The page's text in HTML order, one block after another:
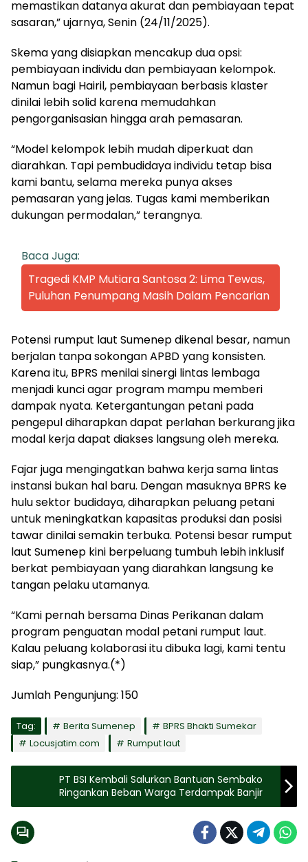
memastikan datanya akurat dan pembiayaan tepat
sasaran,” ujarnya, Senin (24/11/2025).
Skema yang disiapkan mencakup dua opsi:
pembiayaan individu dan pembiayaan kelompok.
Namun bagi Hairil, pembiayaan berbasis klaster
dinilai lebih solid karena memudahkan
pengorganisasian hingga arah pemasaran.
“Model kelompok lebih mudah diperkuat dan
diarahkan. Tapi pembudidaya individu tetap bisa
kami bantu, selama mereka punya akses
pemasaran yang jelas. Tugas kami memberikan
dukungan permodalan,” terangnya.
Baca Juga:
Tragedi KMP Mutiara Santosa 2: Lima Tewas,
Puluhan Penumpang Masih Dalam Pencarian
Potensi rumput laut Sumenep dikenal besar, namun
berjalan tanpa sokongan APBD yang konsisten.
Karena itu, BPRS menilai sinergi lintas lembaga
menjadi kunci agar program mampu memberi
dampak nyata. Ketergantungan petani pada
pengepul diharapkan dapat perlahan berkurang jika
modal kerja dapat diakses langsung oleh mereka.
Fajar juga mengingatkan bahwa kerja sama lintas
instansi bukan hal baru. Dengan masuknya BPRS ke
hulu sektor budidaya, diharapkan peluang petani
untuk meningkatkan kapasitas produksi dan posisi
tawar dinilai semakin terbuka. Potensi besar rumput
laut Sumenep kini berpeluang tumbuh lebih inklusif
berkat pembiayaan yang diarahkan langsung ke
tangan pelaku utamanya.
“Kami pernah bersama Dinas Perikanan dalam
program penguatan modal petani rumput laut.
Kalau peluang kolaborasi itu dibuka lagi, kami tentu
siap,” pungkasnya.(*)
Jumlah Pengunjung: 150
Tag: Berita Sumenep
BPRS Bhakti Sumekar
Locusjatim.com
Rumput laut
PT BSI Kembali Salurkan Bantuan Sembako
Ringankan Beban Warga Terdampak Banjir